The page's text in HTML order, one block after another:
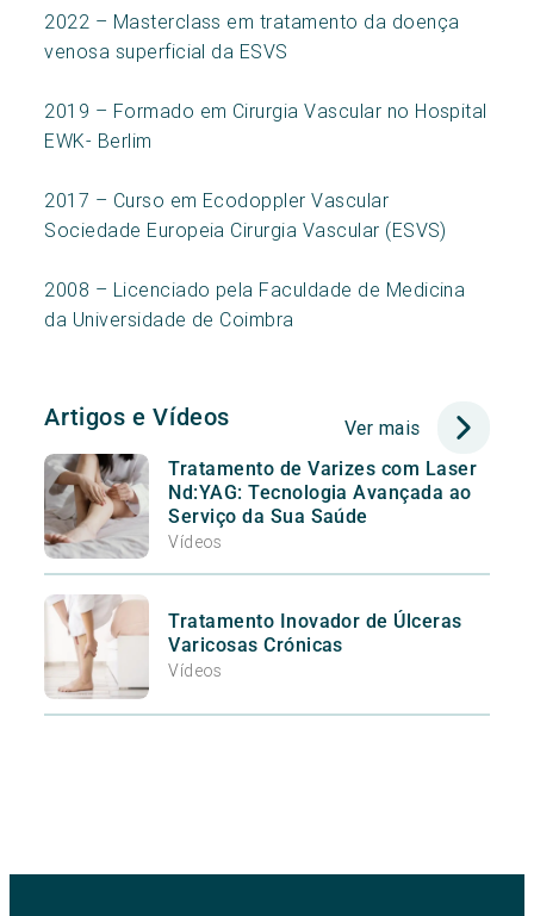
2022 – Masterclass em tratamento da doença
venosa superficial da ESVS
2019 – Formado em Cirurgia Vascular no Hospital
EWK- Berlim
2017 – Curso em Ecodoppler Vascular
Sociedade Europeia Cirurgia Vascular (ESVS)
2008 – Licenciado pela Faculdade de Medicina
da Universidade de Coimbra
Artigos e Vídeos Ver mais
Tratamento de Varizes com Laser
Nd:YAG: Tecnologia Avançada ao
Serviço da Sua Saúde
Vídeos
Tratamento Inovador de Úlceras
Varicosas Crónicas
Vídeos